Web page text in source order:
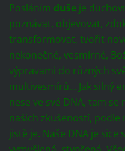
Posláním dušeje
poznávat, objevovat,
transformovat, tvořit
nekonečné, vesmírné,
výpravami do různých
multivesmírů… Jak silný
nese ve své DNA, tam se
našich zkušeností, podle
jistě je. Naše DNA je sice